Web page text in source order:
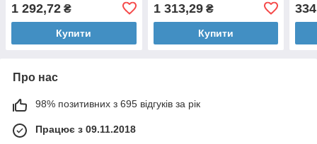
1 292,72 ₴
Купити
1 313,29₴
Купити
Про нас
98% позитивних з 695 відгуків за рік
Працює з 09.11.2018